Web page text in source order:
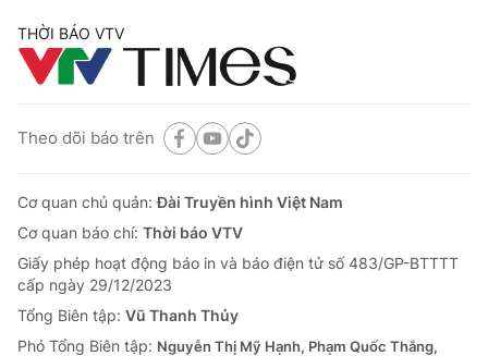
THỜI BÁO VTV
Theo dõi báo trên
Cơ quan chủ quản:Đài Truyền hình Việt Nam
Cơ quan báo chí: Thời báo VTV
Giấy phép hoạt động báo in và báo điện tử số 483/GP-BTTTT
cấp ngày 29/12/2023
Tổng Biên tập: Vũ Thanh Thủy
Phó Tổng Biên tập: Nguyễn Thị Mỹ Hạnh, Phạm Quốc Thắng,